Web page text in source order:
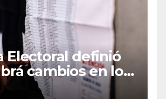
Electoral definió
cambios en los
votación en La